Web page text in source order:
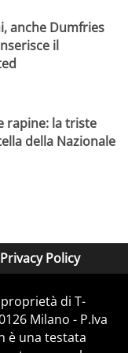
anche Dumfries
il
rapine: la triste
della Nazionale
Privacy Policy
di T-
Milano - P.Iva
è una testata